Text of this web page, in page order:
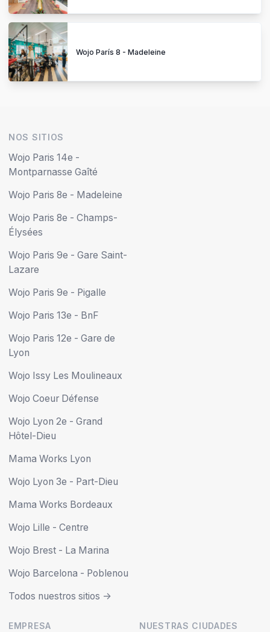
Wojo París 8 - Madeleine
NOS SITIOS
Wojo Paris 14e -
Montparnasse Gaîté
Wojo Paris 8e - Madeleine
Wojo Paris 8e - Champs-
Élysées
Wojo Paris 9e - Gare Saint-
Lazare
Wojo Paris 9e - Pigalle
Wojo Paris 13e - BnF
Wojo Paris 12e - Gare de
Lyon
Wojo Issy Les Moulineaux
Wojo Coeur Défense
Wojo Lyon 2e - Grand
Hôtel-Dieu
Mama Works Lyon
Wojo Lyon 3e - Part-Dieu
Mama Works Bordeaux
Wojo Lille - Centre
Wojo Brest - La Marina
Wojo Barcelona - Poblenou
Todos nuestros sitios ->
EMPRESA NUESTRAS CIUDADES